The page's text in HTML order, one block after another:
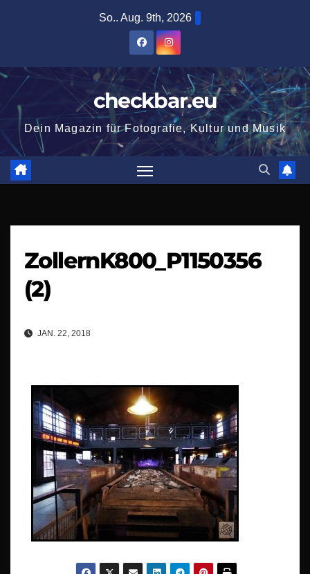
So.. Aug. 9th, 2026
checkbar.eu
Dein Magazin für Fotografie, Kultur und Musik
ZollernK800_P1150356
(2)
JAN. 22, 2018